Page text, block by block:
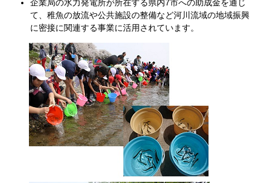
企業局の水力発電所が所在する県内7市への助成金を通じ
て、稚魚の放流や公共施設の整備など河川流域の地域振興
に密接に関連する事業に活用されています。